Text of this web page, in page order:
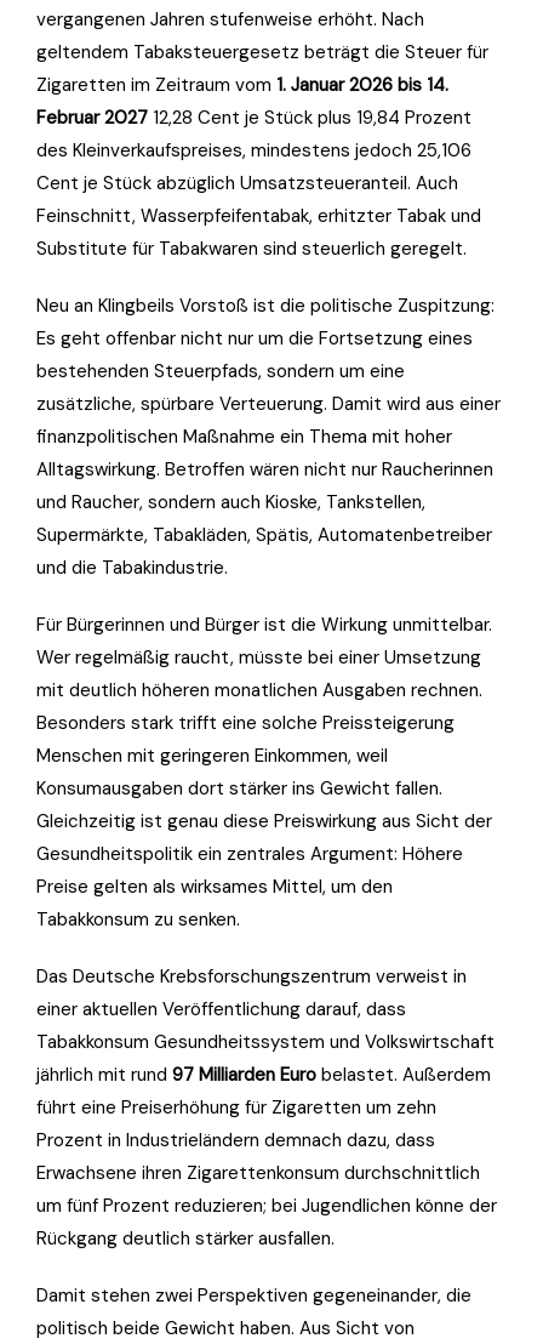
vergangenen Jahren stufenweise erhöht. Nach
geltendem Tabaksteuergesetz beträgt die Steuer für
Zigaretten im Zeitraum vom 1. Januar 2026 bis 14.
Februar 2027 12,28 Cent je Stück plus 19,84 Prozent
des Kleinverkaufspreises, mindestens jedoch 25,106
Cent je Stück abzüglich Umsatzsteueranteil. Auch
Feinschnitt, Wasserpfeifentabak, erhitzter Tabak und
Substitute für Tabakwaren sind steuerlich geregelt.
Neu an Klingbeils Vorstoß ist die politische Zuspitzung:
Es geht offenbar nicht nur um die Fortsetzung eines
bestehenden Steuerpfads, sondern um eine
zusätzliche, spürbare Verteuerung. Damit wird aus einer
finanzpolitischen Maßnahme ein Thema mit hoher
Alltagswirkung. Betroffen wären nicht nur Raucherinnen
und Raucher, sondern auch Kioske, Tankstellen,
Supermärkte, Tabakläden, Spätis, Automatenbetreiber
und die Tabakindustrie.
Für Bürgerinnen und Bürger ist die Wirkung unmittelbar.
Wer regelmäßig raucht, müsste bei einer Umsetzung
mit deutlich höheren monatlichen Ausgaben rechnen.
Besonders stark trifft eine solche Preissteigerung
Menschen mit geringeren Einkommen, weil
Konsumausgaben dort stärker ins Gewicht fallen.
Gleichzeitig ist genau diese Preiswirkung aus Sicht der
Gesundheitspolitik ein zentrales Argument: Höhere
Preise gelten als wirksames Mittel, um den
Tabakkonsum zu senken.
Das Deutsche Krebsforschungszentrum verweist in
einer aktuellen Veröffentlichung darauf, dass
Tabakkonsum Gesundheitssystem und Volkswirtschaft
jährlich mit rund 97 Milliarden Euro belastet. Außerdem
führt eine Preiserhöhung für Zigaretten um zehn
Prozent in Industrieländern demnach dazu, dass
Erwachsene ihren Zigarettenkonsum durchschnittlich
um fünf Prozent reduzieren; bei Jugendlichen könne der
Rückgang deutlich stärker ausfallen.
Damit stehen zwei Perspektiven gegeneinander, die
politisch beide Gewicht haben. Aus Sicht von